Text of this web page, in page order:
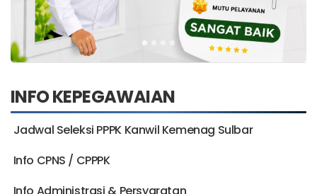
INFO KEPEGAWAIAN
Jadwal Seleksi PPPK Kanwil Kemenag Sulbar
Info CPNS / CPPPK